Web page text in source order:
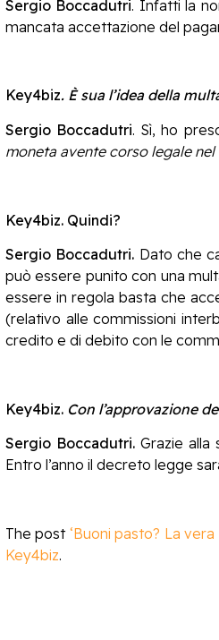
Sergio Boccadutri. Infatti la
mancata accettazione del
Key4biz. È sua l’idea della
Sergio Boccadutri. Sì, ho
moneta avente corso legale
Key4biz. Quindi?
Sergio Boccadutri. Dato che
può essere punito con una
essere in regola basta che
(relativo alle commissioni
credito e di debito con le
Key4biz. Con l’approvazione
Sergio Boccadutri.Grazie
Entro l’anno il decreto legge
The post ‘Buoni pasto? La
Key4biz.